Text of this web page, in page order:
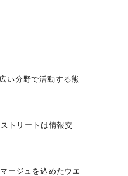
い分野で活動する熊
トリートは情報交
ージュを込めたウエ